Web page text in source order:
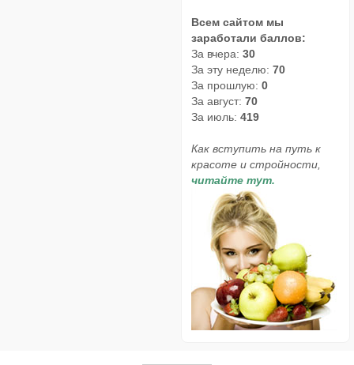
Всем сайтом мы
заработали баллов:
За вчера: 30
За эту неделю: 70
За прошлую: 0
За август: 70
За июль: 419
Как вступить на путь к
красоте и стройности,
читайте тут.